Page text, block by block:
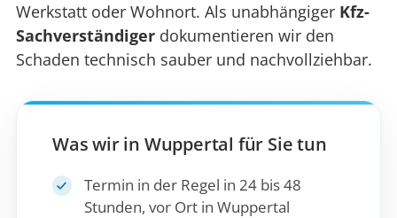
Werkstatt oder Wohnort. Als unabhängiger Kfz-
Sachverständigerdokumentieren wir den
Schaden technisch sauber und nachvollziehbar.
Was wir in Wuppertal für Sie tun
Termin in der Regel in 24 bis 48
Stunden, vor Ort in Wuppertal